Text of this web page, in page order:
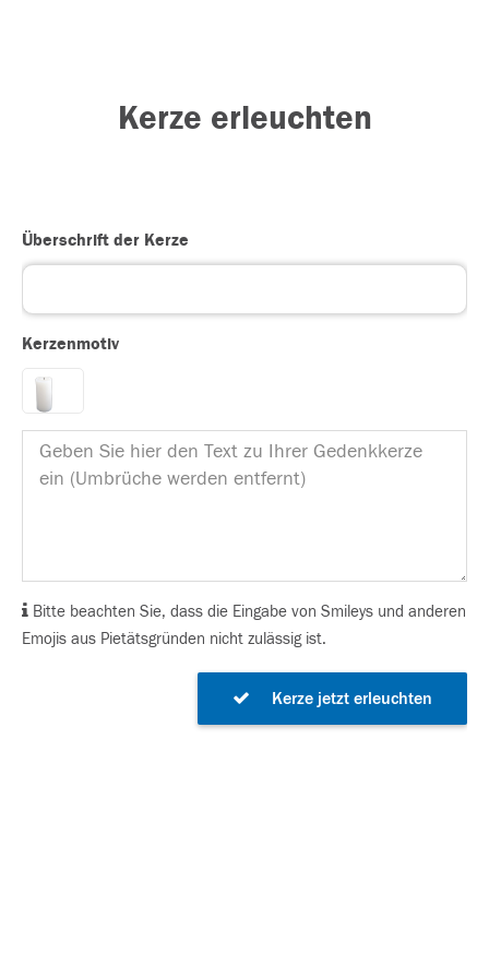
Kerze erleuchten
Überschrift der Kerze
Kerzenmotiv
Bitte beachten Sie, dass die Eingabe von Smileys und anderen
Emojis aus Pietätsgründen nicht zulässig ist.
Kerze jetzt erleuchten